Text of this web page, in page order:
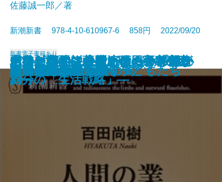
水道を救え―AIベンチャー「フラ
クタ」の挑戦―
コスパで考える学歴攻略法
プリズン・ドクター
バカと無知―人間、この不都合な
生きもの―
ドーパミン中毒
その対応では会社が傾く―プロが
教える危機管理教室―
山奥ビジネス―一流の田舎を創造
する―
ドキュメント小説 ケーキの切れ
ない非行少年たちのカルテ
芸能界誕生
あなたの小説にはたくらみがない
―超実践的創作講座―
佐藤誠一郎／著
新潮新書 978-4-10-610967-6 858円 2022/09/20
新書電子書籍あり
人間の業
老後の心配はおやめなさい―親と
自分の「生活戦略」―
人生はそれでも続く
秀吉を討て―薩摩・明・家康の密
約―
スマホで薬物を買う子どもたち
韓国 超ネット社会の闇
ストレス脳
松田聖子の誕生
韓国民主政治の自壊
桑田佳祐論